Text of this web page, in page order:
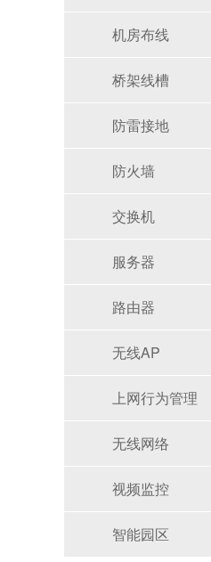
机房布线
桥架线槽
防雷接地
防火墙
交换机
服务器
路由器
无线AP
上网行为管理
无线网络
视频监控
智能园区